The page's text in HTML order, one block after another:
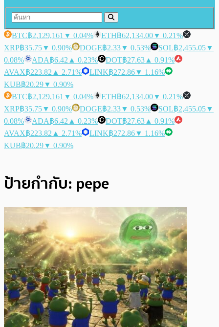
BTC฿2,129,161 ▼ 0.04% ETH฿62,134.00▼ 0.21%
XRP฿35.75▼ 0.90% DOGE฿2.33▼ 0.53% SOL฿2,455.05▼
0.08%
ADA฿6.42 ▲ 0.23% DOT฿27.63 ▲ 0.91%
AVAX฿223.82 ▲ 2.71% LINK฿272.86▼ 1.16%
KUB฿20.29▼ 0.90%
BTC฿2,129,161 ▼ 0.04% ETH฿62,134.00▼ 0.21%
XRP฿35.75▼ 0.90% DOGE฿2.33▼ 0.53% SOL฿2,455.05▼
0.08%
ADA฿6.42 ▲ 0.23% DOT฿27.63 ▲ 0.91%
AVAX฿223.82 ▲ 2.71% LINK฿272.86▼ 1.16%
KUB฿20.29▼ 0.90%
ป้ายกำกับ: pepe